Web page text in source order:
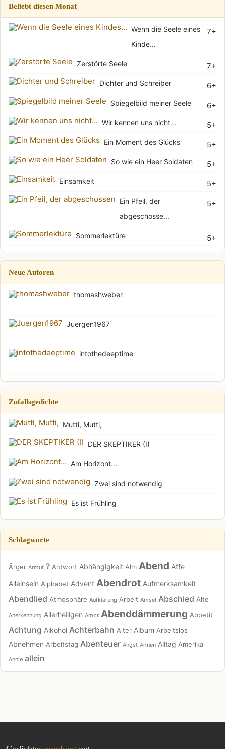
Beliebt diesen Monat
7+
Wenn die Seele eines
Kinde...
7+
Zerstörte Seele
6+
Dichter und Schreiber
6+
Spiegelbild meiner Seele
5+
Wir kennen uns nicht...
5+
Ein Moment des Glücks
5+
So wie ein Heer Soldaten
5+
Einsamkeit
5+
Ein Pfeil, der
abgeschosse...
5+
Sommerlektüre
Neue Autoren
thomashweber
Juergen1967
intothedeeptime
Zufallsgedichte
Mutti, Mutti,
DER SKEPTIKER (I)
Am Horizont...
Zwei sind notwendig
Es ist Frühling
Schlagworte
Ärger Armut ? Antwort Abhängigkeit Alm Abend Affe
Alleinsein Alphabet Advent Abendrot Aufmerksamkeit
Abendlied Atmosphäre Aufklärung Arbeit Amsel Abschied Alte
Anerkennung Allerheiligen Amor Abenddämmerung Appetit
Achtung Alkohol Achterbahn Alter Album Arbeitslos
Abnehmen Arbeitstag Abenteuer Angst Ahnen Alltag Amerika
Annie allein